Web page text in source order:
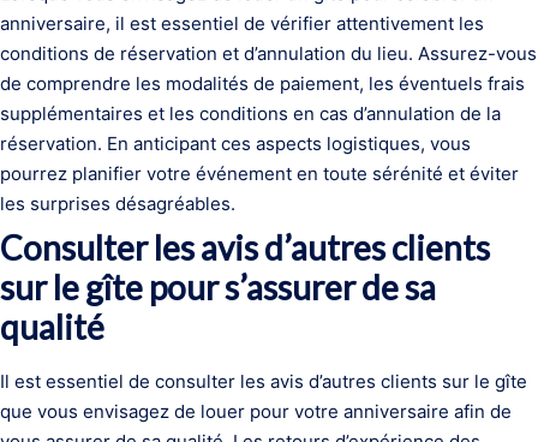
anniversaire, il est essentiel de vérifier attentivement les
conditions de réservation et d’annulation du lieu. Assurez-vous
de comprendre les modalités de paiement, les éventuels frais
supplémentaires et les conditions en cas d’annulation de la
réservation. En anticipant ces aspects logistiques, vous
pourrez planifier votre événement en toute sérénité et éviter
les surprises désagréables.
Consulter les avis d’autres clients
sur le gîte pour s’assurer de sa
qualité
Il est essentiel de consulter les avis d’autres clients sur le gîte
que vous envisagez de louer pour votre anniversaire afin de